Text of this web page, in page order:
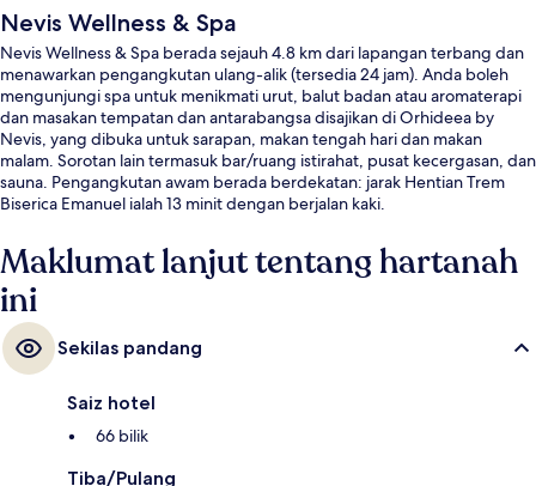
Nevis Wellness & Spa
Nevis Wellness & Spa berada sejauh 4.8 km dari lapangan terbang dan
menawarkan pengangkutan ulang-alik (tersedia 24 jam). Anda boleh
mengunjungi spa untuk menikmati urut, balut badan atau aromaterapi
dan masakan tempatan dan antarabangsa disajikan di Orhideea by
Nevis, yang dibuka untuk sarapan, makan tengah hari dan makan
malam. Sorotan lain termasuk bar/ruang istirahat, pusat kecergasan, dan
sauna. Pengangkutan awam berada berdekatan: jarak Hentian Trem
Biserica Emanuel ialah 13 minit dengan berjalan kaki.
Maklumat lanjut tentang hartanah
ini
Sekilas pandang
Saiz hotel
66 bilik
Tiba/Pulang